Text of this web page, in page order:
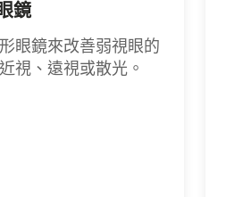
鏡
眼鏡來改善弱視眼的
視、遠視或散光。